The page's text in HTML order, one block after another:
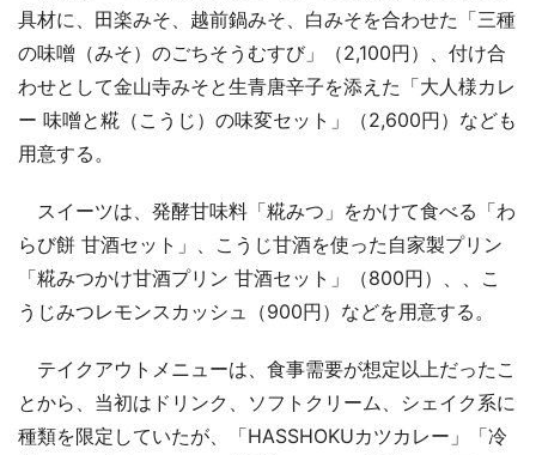
具材に、田楽みそ、越前鍋みそ、白みそを合わせた「三種
の味噌（みそ）のごちそうむすび」（2,100円）、付け合
わせとして金山寺みそと生青唐辛子を添えた「大人様カレ
ー 味噌と糀（こうじ）の味変セット」（2,600円）なども
用意する。
スイーツは、発酵甘味料「糀みつ」をかけて食べる「わ
らび餅 甘酒セット」、こうじ甘酒を使った自家製プリン
「糀みつかけ甘酒プリン 甘酒セット」（800円）、、こ
うじみつレモンスカッシュ（900円）などを用意する。
テイクアウトメニューは、食事需要が想定以上だったこ
とから、当初はドリンク、ソフトクリーム、シェイク系に
種類を限定していたが、「HASSHOKUカツカレー」「冷